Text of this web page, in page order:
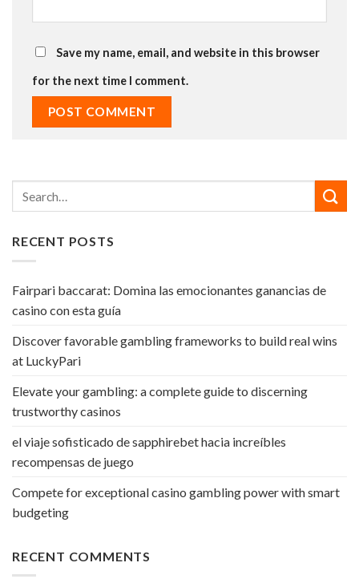
Save my name, email, and website in this browser
for the next time I comment.
RECENT POSTS
Fairpari baccarat: Domina las emocionantes ganancias de
casino con esta guía
Discover favorable gambling frameworks to build real wins
at LuckyPari
Elevate your gambling: a complete guide to discerning
trustworthy casinos
el viaje sofisticado de sapphirebet hacia increíbles
recompensas de juego
Compete for exceptional casino gambling power with smart
budgeting
RECENT COMMENTS